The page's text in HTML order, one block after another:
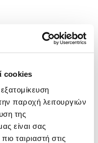
cookies
παροχή λειτουργιών
της
είναι σας
ταιριαστή στις